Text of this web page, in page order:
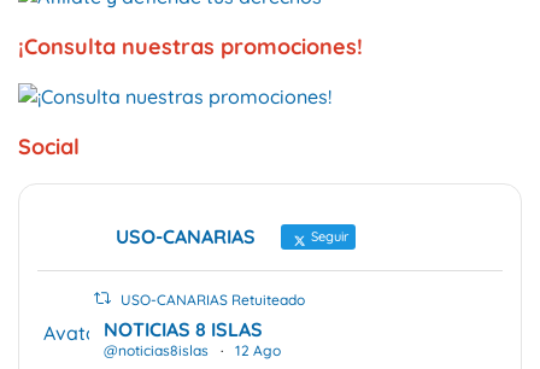
¡Consulta nuestras promociones!
Social
USO-CANARIAS Seguir
USO-CANARIAS Retuiteado
Avatar NOTICIAS 8 ISLAS
@noticias8islas · 12 Ago